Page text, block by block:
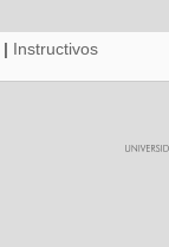
| Instructivos